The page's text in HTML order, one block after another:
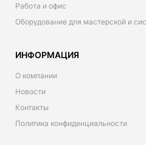
Работа и офис
Оборудование для мастерской и
ИНФОРМАЦИЯ
О компании
Новости
Контакты
Политика конфиденциальности